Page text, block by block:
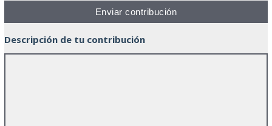
Descripción de tu contribución